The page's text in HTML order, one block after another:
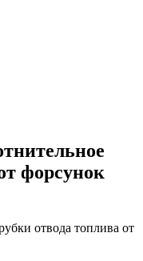
форсунок
отвода топлива от